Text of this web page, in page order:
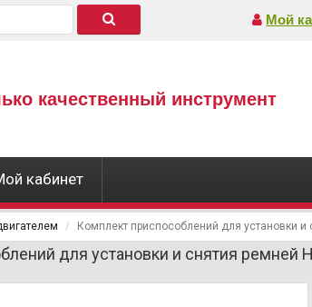
Мой
качественный инструмент
кабинет
Комплект приспособлений для установки и
для установки и снятия ремней